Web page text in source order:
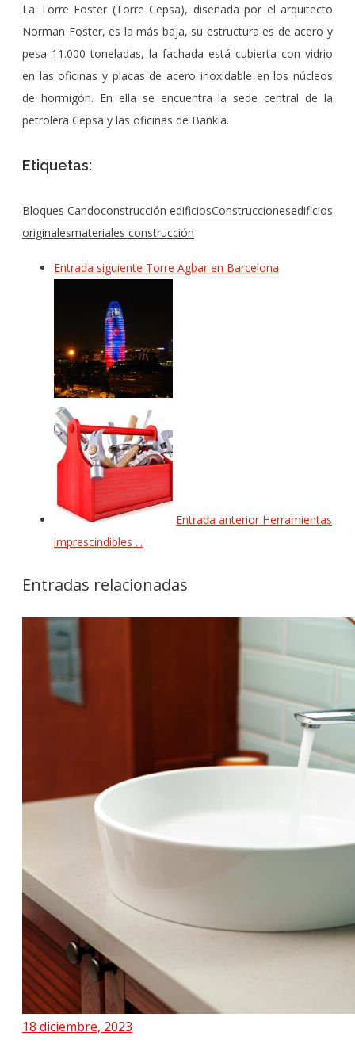
La Torre Foster (Torre Cepsa), diseñada por el arquitecto
Norman Foster, es la más baja, su estructura es de acero y
pesa 11.000 toneladas, la fachada está cubierta con vidrio
en las oficinas y placas de acero inoxidable en los núcleos
de hormigón. En ella se encuentra la sede central de la
petrolera Cepsa y las oficinas de Bankia.
Etiquetas:
Bloques Candoconstrucción edificiosConstruccionesedificios
originalesmateriales construcción
Entrada siguiente Torre Agbar en Barcelona
Entrada anterior Herramientas
imprescindibles ...
Entradas relacionadas
18 diciembre, 2023